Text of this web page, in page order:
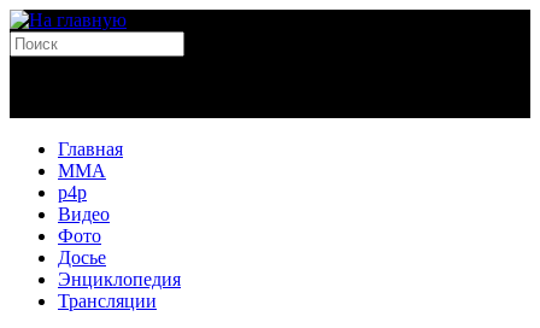
Главная
MMA
p4p
Видео
Фото
Досье
Энциклопедия
Трансляции